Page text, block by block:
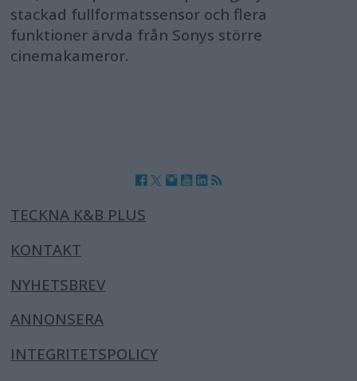
stackad fullformatssensor och flera
funktioner ärvda från Sonys större
cinemakameror.
TECKNA K&B PLUS
KONTAKT
NYHETSBREV
ANNONSERA
INTEGRITETSPOLICY